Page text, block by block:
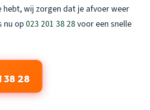
wij zorgen dat je afvoer weer
nu op023 201 38 28voor een snelle
38 28